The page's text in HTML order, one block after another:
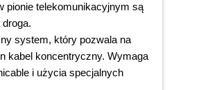
pionie telekomunikacyjnym są
system, który pozwala na
kabel koncentryczny. Wymaga
i użycia specjalnych